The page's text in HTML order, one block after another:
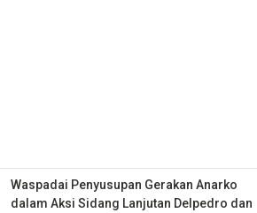
Waspadai Penyusupan Gerakan Anarko
dalam Aksi Sidang Lanjutan Delpedro dan